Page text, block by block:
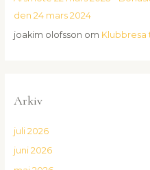
den 24 mars 2024
joakim olofsson om Klubbresa
Arkiv
juli 2026
juni 2026